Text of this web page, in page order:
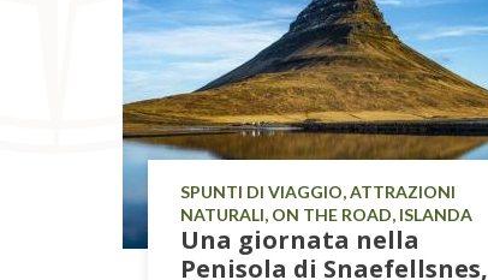
SPUNTI DI VIAGGIO, ATTRAZIONI
NATURALI, ON THE ROAD, ISLANDA
Una giornata nella
Penisola di Snaefellsnes,